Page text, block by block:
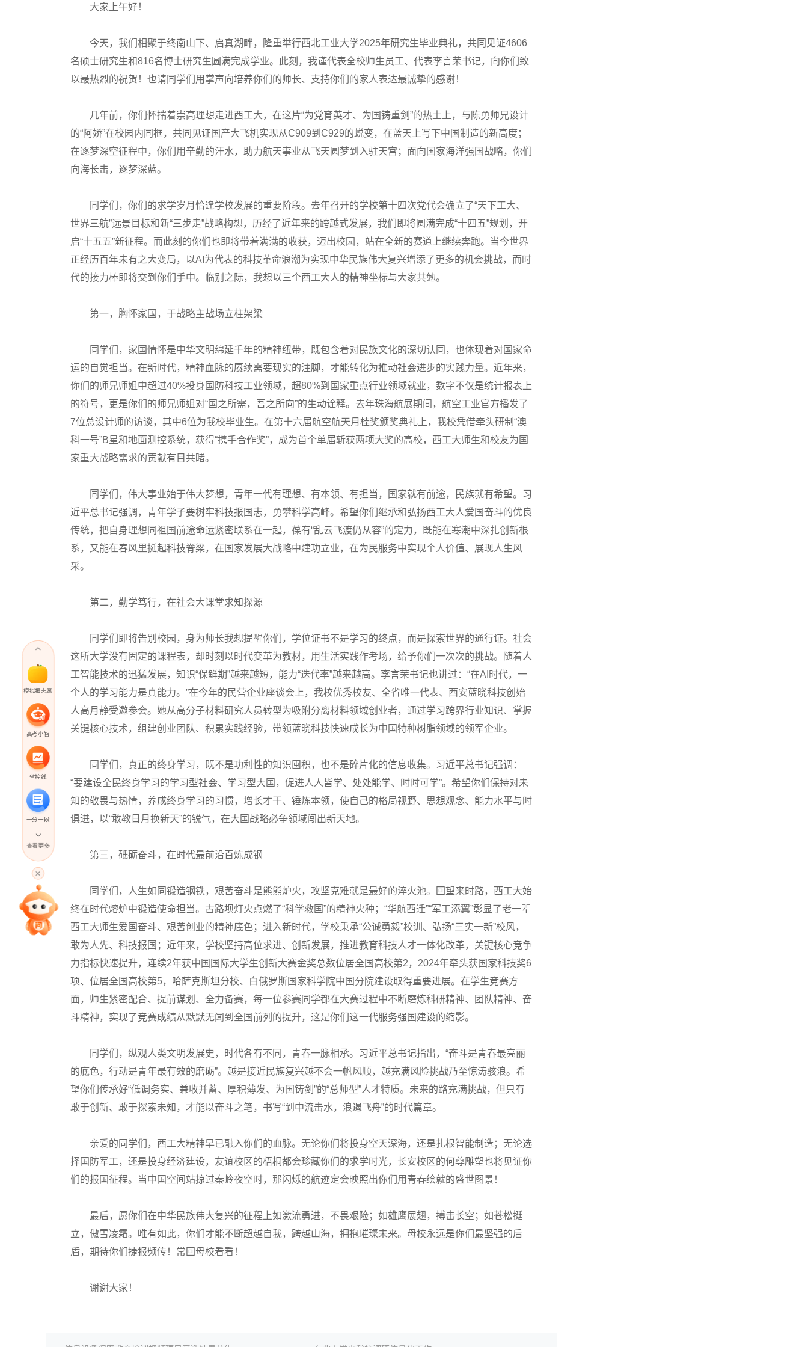
大家上午好！
今天，我们相聚于终南山下、启真湖畔，隆重举行西北工业大学2025年研究生毕业典礼，共同见证4606
名硕士研究生和816名博士研究生圆满完成学业。此刻，我谨代表全校师生员工、代表李言荣书记，向你们致
以最热烈的祝贺！也请同学们用掌声向培养你们的师长、支持你们的家人表达最诚挚的感谢！
几年前，你们怀揣着崇高理想走进西工大，在这片“为党育英才、为国铸重剑”的热土上，与陈勇师兄设计
的“阿娇”在校园内同框，共同见证国产大飞机实现从C909到C929的蜕变，在蓝天上写下中国制造的新高度；
在逐梦深空征程中，你们用辛勤的汗水，助力航天事业从飞天圆梦到入驻天宫；面向国家海洋强国战略，你们
向海长击，逐梦深蓝。
同学们，你们的求学岁月恰逢学校发展的重要阶段。去年召开的学校第十四次党代会确立了“天下工大、
世界三航”远景目标和新“三步走”战略构想，历经了近年来的跨越式发展，我们即将圆满完成“十四五”规划，开
启“十五五”新征程。而此刻的你们也即将带着满满的收获，迈出校园，站在全新的赛道上继续奔跑。当今世界
正经历百年未有之大变局，以AI为代表的科技革命浪潮为实现中华民族伟大复兴增添了更多的机会挑战，而时
代的接力棒即将交到你们手中。临别之际，我想以三个西工大人的精神坐标与大家共勉。
第一，胸怀家国，于战略主战场立柱架梁
同学们，家国情怀是中华文明绵延千年的精神纽带，既包含着对民族文化的深切认同，也体现着对国家命
运的自觉担当。在新时代，精神血脉的赓续需要现实的注脚，才能转化为推动社会进步的实践力量。近年来，
你们的师兄师姐中超过40%投身国防科技工业领域，超80%到国家重点行业领域就业，数字不仅是统计报表上
的符号，更是你们的师兄师姐对“国之所需，吾之所向”的生动诠释。去年珠海航展期间，航空工业官方播发了
7位总设计师的访谈，其中6位为我校毕业生。在第十六届航空航天月桂奖颁奖典礼上，我校凭借牵头研制“澳
科一号”B星和地面测控系统，获得“携手合作奖”，成为首个单届斩获两项大奖的高校，西工大师生和校友为国
家重大战略需求的贡献有目共睹。
同学们，伟大事业始于伟大梦想，青年一代有理想、有本领、有担当，国家就有前途，民族就有希望。习
近平总书记强调，青年学子要树牢科技报国志，勇攀科学高峰。希望你们继承和弘扬西工大人爱国奋斗的优良
传统，把自身理想同祖国前途命运紧密联系在一起，葆有“乱云飞渡仍从容”的定力，既能在寒潮中深扎创新根
系，又能在春风里挺起科技脊梁，在国家发展大战略中建功立业，在为民服务中实现个人价值、展现人生风
采。
第二，勤学笃行，在社会大课堂求知探源
同学们即将告别校园，身为师长我想提醒你们，学位证书不是学习的终点，而是探索世界的通行证。社会
这所大学没有固定的课程表，却时刻以时代变革为教材，用生活实践作考场，给予你们一次次的挑战。随着人
工智能技术的迅猛发展，知识“保鲜期”越来越短，能力“迭代率”越来越高。李言荣书记也讲过：“在AI时代，一
个人的学习能力是真能力。”在今年的民营企业座谈会上，我校优秀校友、全省唯一代表、西安蓝晓科技创始
人高月静受邀参会。她从高分子材料研究人员转型为吸附分离材料领域创业者，通过学习跨界行业知识、掌握
关键核心技术，组建创业团队、积累实践经验，带领蓝晓科技快速成长为中国特种树脂领域的领军企业。
同学们，真正的终身学习，既不是功利性的知识囤积，也不是碎片化的信息收集。习近平总书记强调：
“要建设全民终身学习的学习型社会、学习型大国，促进人人皆学、处处能学、时时可学”。希望你们保持对未
知的敬畏与热情，养成终身学习的习惯，增长才干、锤炼本领，使自己的格局视野、思想观念、能力水平与时
俱进，以“敢教日月换新天”的锐气，在大国战略必争领域闯出新天地。
第三，砥砺奋斗，在时代最前沿百炼成钢
同学们，人生如同锻造钢铁，艰苦奋斗是熊熊炉火，攻坚克难就是最好的淬火池。回望来时路，西工大始
终在时代熔炉中锻造使命担当。古路坝灯火点燃了“科学救国”的精神火种；“华航西迁”“军工添翼”彰显了老一辈
西工大师生爱国奋斗、艰苦创业的精神底色；进入新时代，学校秉承“公诚勇毅”校训、弘扬“三实一新”校风，
敢为人先、科技报国；近年来，学校坚持高位求进、创新发展，推进教育科技人才一体化改革，关键核心竞争
力指标快速提升，连续2年获中国国际大学生创新大赛金奖总数位居全国高校第2，2024年牵头获国家科技奖6
项、位居全国高校第5，哈萨克斯坦分校、白俄罗斯国家科学院中国分院建设取得重要进展。在学生竞赛方
面，师生紧密配合、提前谋划、全力备赛，每一位参赛同学都在大赛过程中不断磨炼科研精神、团队精神、奋
斗精神，实现了竞赛成绩从默默无闻到全国前列的提升，这是你们这一代服务强国建设的缩影。
同学们，纵观人类文明发展史，时代各有不同，青春一脉相承。习近平总书记指出，“奋斗是青春最亮丽
的底色，行动是青年最有效的磨砺”。越是接近民族复兴越不会一帆风顺，越充满风险挑战乃至惊涛骇浪。希
望你们传承好“低调务实、兼收并蓄、厚积薄发、为国铸剑”的“总师型”人才特质。未来的路充满挑战，但只有
敢于创新、敢于探索未知，才能以奋斗之笔，书写“到中流击水，浪遏飞舟”的时代篇章。
亲爱的同学们，西工大精神早已融入你们的血脉。无论你们将投身空天深海，还是扎根智能制造；无论选
择国防军工，还是投身经济建设，友谊校区的梧桐都会珍藏你们的求学时光，长安校区的何尊雕塑也将见证你
们的报国征程。当中国空间站掠过秦岭夜空时，那闪烁的航迹定会映照出你们用青春绘就的盛世图景！
最后，愿你们在中华民族伟大复兴的征程上如激流勇进，不畏艰险；如雄鹰展翅，搏击长空；如苍松挺
立，傲雪凌霜。唯有如此，你们才能不断超越自我，跨越山海，拥抱璀璨未来。母校永远是你们最坚强的后
盾，期待你们捷报频传！常回母校看看！
谢谢大家！
模拟报志愿
高考小智
省控线
一分一段
高考直播
专家指导课
查看更多